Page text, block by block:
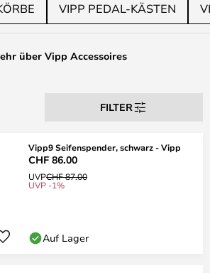
VIPP PEDAL-KÄSTEN
über Vipp Accessoires
FILTER
Vipp9 Seifenspender, schwarz - Vipp
CHF 86.00
UVPCHF 87.00
UVP -1%
Auf Lager